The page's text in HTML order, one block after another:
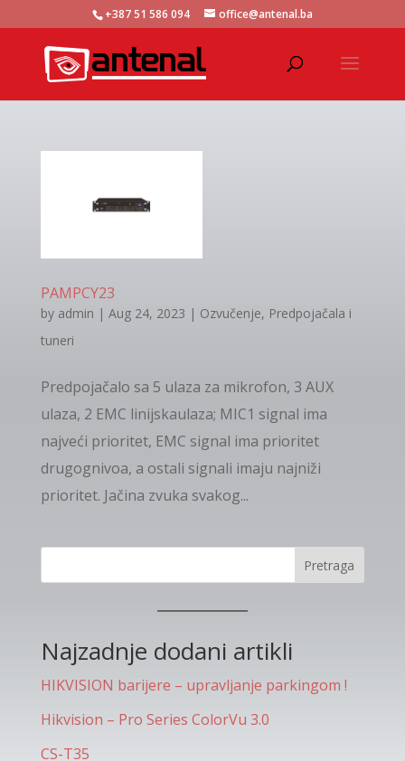
+387 51 586 094 office@antenal.ba
PAMPCY23
by admin | Aug 24, 2023 | Ozvučenje, Predpojačala i
tuneri
Predpojačalo sa 5 ulaza za mikrofon, 3 AUX
ulaza, 2 EMC linijskaulaza; MIC1 signal ima
najveći prioritet, EMC signal ima prioritet
drugognivoa, a ostali signali imaju najniži
prioritet. Jačina zvuka svakog...
Pretraga
Najzadnje dodani artikli
HIKVISION barijere – upravljanje parkingom !
Hikvision – Pro Series ColorVu 3.0
CS-T35